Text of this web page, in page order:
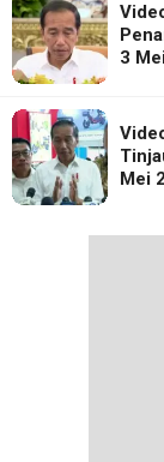
3
Mei